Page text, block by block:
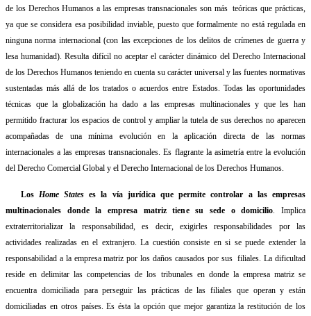
de los Derechos Humanos a las empresas transnacionales son más teóricas que prácticas,
ya que se considera esa posibilidad inviable, puesto que formalmente no está regulada en
ninguna norma internacional (con las excepciones de los delitos de crímenes de guerra y
lesa humanidad). Resulta difícil no aceptar el carácter dinámico del Derecho Internacional
de los Derechos Humanos teniendo en cuenta su carácter universal y las fuentes normativas
sustentadas más allá de los tratados o acuerdos entre Estados. Todas las oportunidades
técnicas que la globalización ha dado a las empresas multinacionales y que les han
permitido fracturar los espacios de control y ampliar la tutela de sus derechos no aparecen
acompañadas de una mínima evolución en la aplicación directa de las normas
internacionales a las empresas transnacionales. Es flagrante la asimetría entre la evolución
del Derecho Comercial Global y el Derecho Internacional de los Derechos Humanos.
Los Home States es la vía jurídica que permite controlar a las empresas
multinacionales donde la empresa matriz tiene su sede o domicilio. Implica
extraterritorializar la responsabilidad, es decir, exigirles responsabilidades por las
actividades realizadas en el extranjero. La cuestión consiste en si se puede extender la
responsabilidad a la empresa matriz por los daños causados por sus filiales. La dificultad
reside en delimitar las competencias de los tribunales en donde la empresa matriz se
encuentra domiciliada para perseguir las prácticas de las filiales que operan y están
domiciliadas en otros países. Es ésta la opción que mejor garantiza la restitución de los